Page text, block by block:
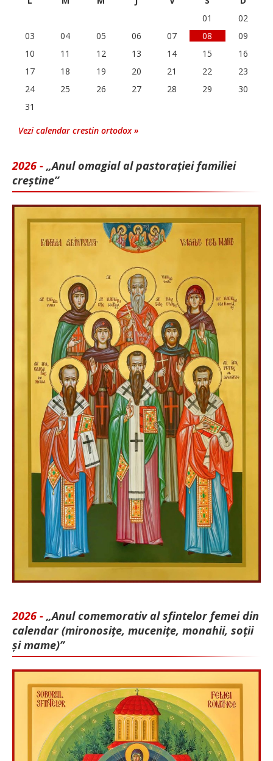
01
02
03
04 05 06 07 08
09
10
11 12 13 14 15
16
17
18 19 20 21 22
23
24
25 26 27 28 29
30
31
Vezi calendar crestin ortodox »
2026 - „Anul omagial al pastorației familiei
creștine”
2026 - „Anul comemorativ al sfintelor femei din
calendar (mironosițe, mu­cenițe, monahii, soții
și mame)”